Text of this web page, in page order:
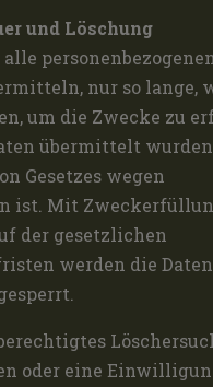
und Löschung
nur so lange,
um die Zwecke zu
übermittelt
Gesetzes wegen
ist. Mit
der gesetzlichen
werden die
oder eine